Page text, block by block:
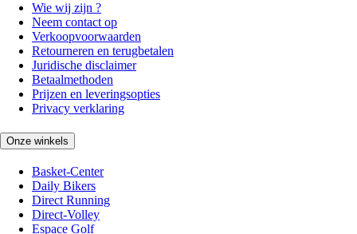
Wie wij zijn ?
Neem contact op
Verkoopvoorwaarden
Retourneren en terugbetalen
Juridische disclaimer
Betaalmethoden
Prijzen en leveringsopties
Privacy verklaring
Onze winkels
Basket-Center
Daily Bikers
Direct Running
Direct-Volley
Espace Golf